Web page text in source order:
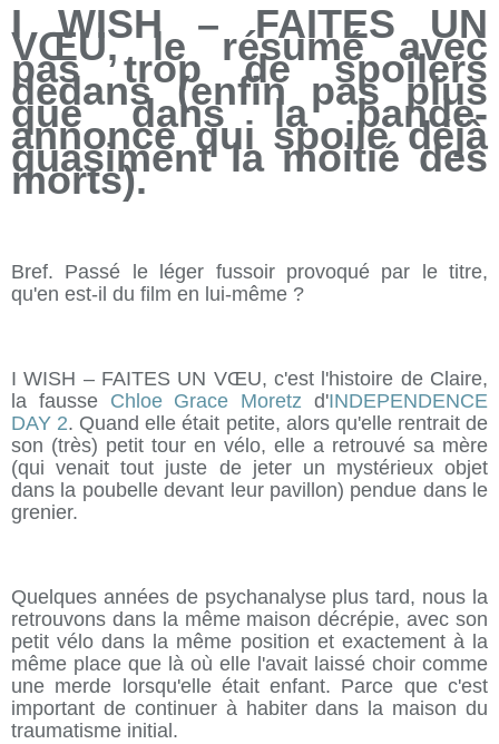
I WISH – FAITES UN
VŒU, le résumé avec
pas trop de spoilers
dedans (enfin pas plus
que dans la bande-
annonce qui spoile déjà
quasiment la moitié des
morts).
Bref. Passé le léger fussoir provoqué par le titre,
qu'en est-il du film en lui-même ?
I WISH – FAITES UN VŒU, c'est l'histoire de Claire,
la fausse Chloe Grace Moretz d'INDEPENDENCE
DAY 2. Quand elle était petite, alors qu'elle rentrait de
son (très) petit tour en vélo, elle a retrouvé sa mère
(qui venait tout juste de jeter un mystérieux objet
dans la poubelle devant leur pavillon) pendue dans le
grenier.
Quelques années de psychanalyse plus tard, nous la
retrouvons dans la même maison décrépie, avec son
petit vélo dans la même position et exactement à la
même place que là où elle l'avait laissé choir comme
une merde lorsqu'elle était enfant. Parce que c'est
important de continuer à habiter dans la maison du
traumatisme initial.